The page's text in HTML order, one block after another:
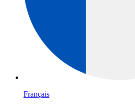
Français